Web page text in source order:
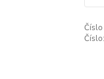
Číslo
Číslo: